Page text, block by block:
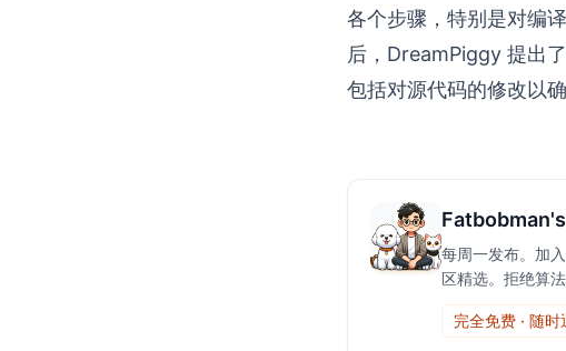
各个步骤，特别是对编
后，DreamPiggy 提出
包括对源代码的修改以
每周一发布。加
区精选。拒绝算
完全免费 · 随时